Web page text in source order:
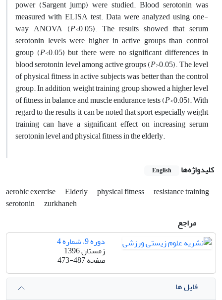
power (Sargent jump) were studied. Blood serotonin was
measured with ELISA test. Data were analyzed using one-
way ANOVA (P<0.05). The results showed that serum
serotonin levels were higher in active groups than control
group (P<0.05) but there were no significant differences in
blood serotonin level among active groups (P>0.05). The level
of physical fitness in active subjects was better than the control
group. In addition, weight training group showed a higher level
of fitness in balance and muscle endurance tests (P<0.05). With
regard to the results, it can be noted that sport especially weight
training can have a significant effect on increasing serum
serotonin level and physical fitness in the elderly.
کلیدواژه‌ها English
aerobic exercise Elderly physical fitness
resistance training
serotonin
zurkhaneh
مراجع
دوره 9، شماره 4
زمستان 1396
صفحه473-487
فایل ها